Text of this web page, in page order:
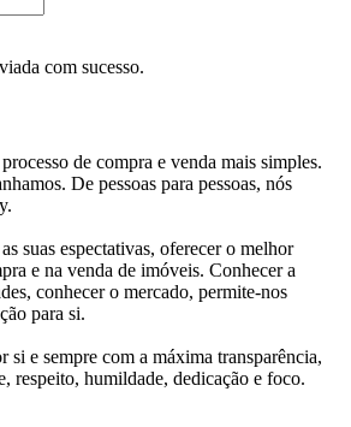
com sucesso.
de compra e venda mais simples.
De pessoas para pessoas, nós
suas espectativas, oferecer o melhor
e na venda de imóveis. Conhecer a
conhecer o mercado, permite-nos
para si.
si e sempre com a máxima transparência,
respeito, humildade, dedicação e foco.